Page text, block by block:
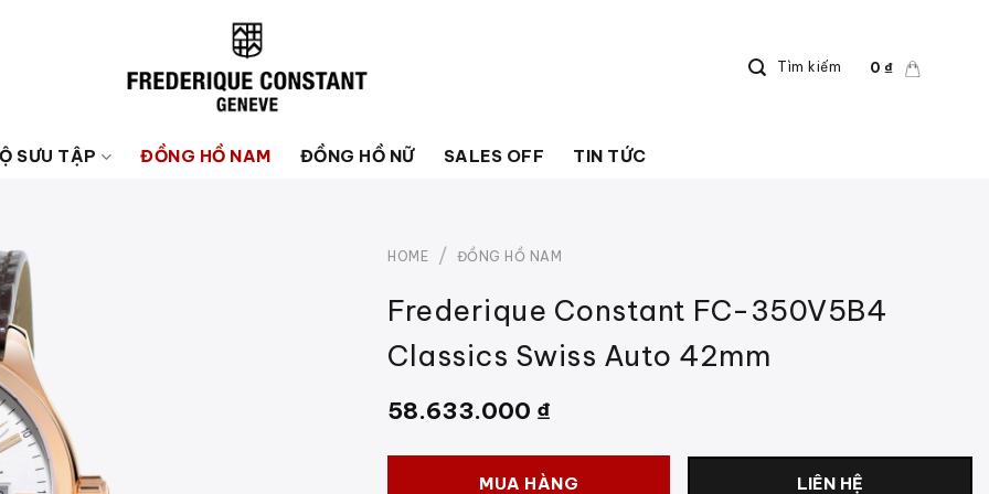
Tìm kiếm 0 ₫
SƯU TẬP ĐỒNG HỒ NAM ĐỒNG HỒ NỮ SALES OFF TIN TỨC
HOME / ĐỒNG HỒ NAM
Frederique Constant FC-350V5B4
Classics Swiss Auto 42mm
58.633.000 ₫
MUA HÀNG LIÊN HỆ